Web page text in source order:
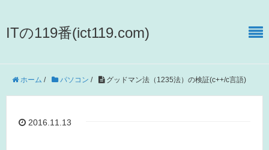
ITの119番(ict119.com)
ホーム / パソコン / グッドマン法（1235法）の検証(c++/c言語)
2016.11.13